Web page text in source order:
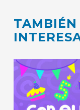
TAMBIÉN